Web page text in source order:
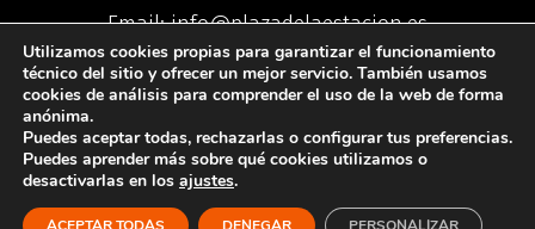
Email: info@plazadelaestacion.es
©2025 Centro
Comercial Plaza de la Estación ®
Utilizamos cookies propias para garantizar el funcionamiento
técnico del sitio y ofrecer un mejor servicio. También usamos
cookies de análisis para comprender el uso de la web de forma
anónima.
Puedes aceptar todas, rechazarlas o configurar tus preferencias.
Puedes aprender más sobre qué cookies utilizamos o
desactivarlas en los ajustes.